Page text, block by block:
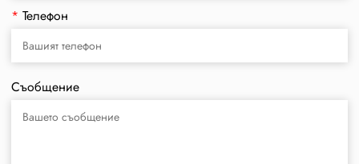
* Телефон
Съобщение